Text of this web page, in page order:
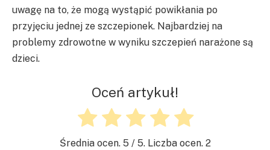
uwagę na to, że mogą wystąpić powikłania po
przyjęciu jednej ze szczepionek. Najbardziej na
problemy zdrowotne w wyniku szczepień narażone są
dzieci.
Oceń artykuł!
Średnia ocen. 5 / 5. Liczba ocen. 2